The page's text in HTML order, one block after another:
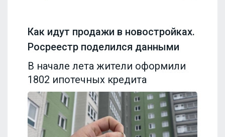
Как идут продажи в новостройках.
Росреестр поделился данными
В начале лета жители оформили
1802 ипотечных кредита